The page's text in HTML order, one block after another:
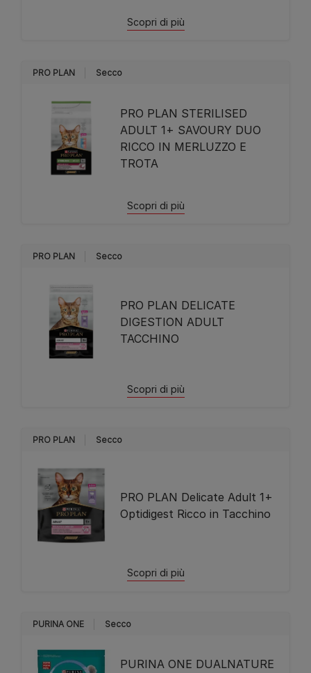
Scopri di più
PRO PLAN Secco
PRO PLAN STERILISED
ADULT 1+ SAVOURY DUO
RICCO IN MERLUZZO E
TROTA
Scopri di più
PRO PLAN Secco
PRO PLAN DELICATE
DIGESTION ADULT
TACCHINO
Scopri di più
PRO PLAN Secco
PRO PLAN Delicate Adult 1+
Optidigest Ricco in Tacchino
Scopri di più
PURINA ONE Secco
PURINA ONE DUALNATURE